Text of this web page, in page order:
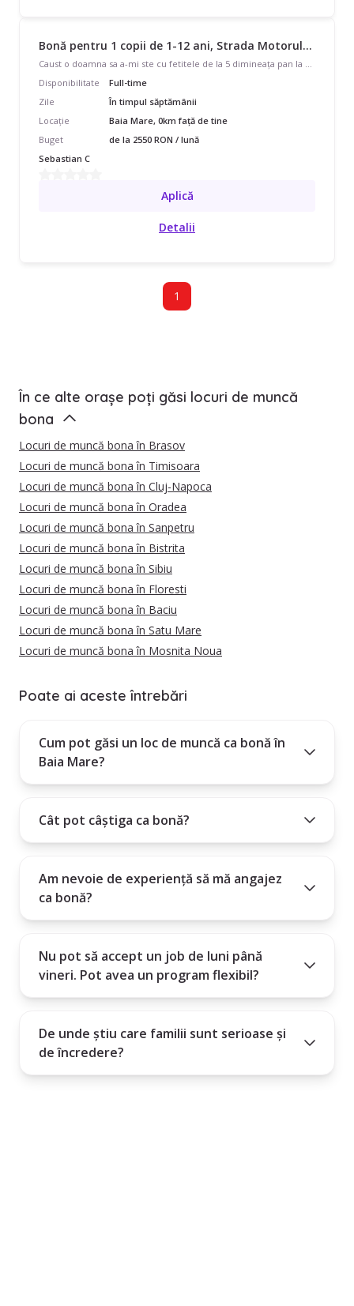
Bonă pentru 1 copii de 1-12 ani, Strada Motorului, Full Time, începând cu 2550 lei/lună
Disponibilitate
Full-time
Zile
În timpul săptămânii
Locație
Baia Mare, 0km față de tine
Buget
de la 2550 RON / lună
Sebastian C
Aplică
Detalii
1
În ce alte orașe poți găsi locuri de muncă
bona
Locuri de muncă bona în Brasov
Locuri de muncă bona în Timisoara
Locuri de muncă bona în Cluj-Napoca
Locuri de muncă bona în Oradea
Locuri de muncă bona în Sanpetru
Locuri de muncă bona în Bistrita
Locuri de muncă bona în Sibiu
Locuri de muncă bona în Floresti
Locuri de muncă bona în Baciu
Locuri de muncă bona în Satu Mare
Locuri de muncă bona în Mosnita Noua
Poate ai aceste întrebări
Cum pot găsi un loc de muncă ca bonă în
Baia Mare?
Cât pot câștiga ca bonă?
Am nevoie de experiență să mă angajez
ca bonă?
Nu pot să accept un job de luni până
vineri. Pot avea un program flexibil?
De unde știu care familii sunt serioase și
de încredere?